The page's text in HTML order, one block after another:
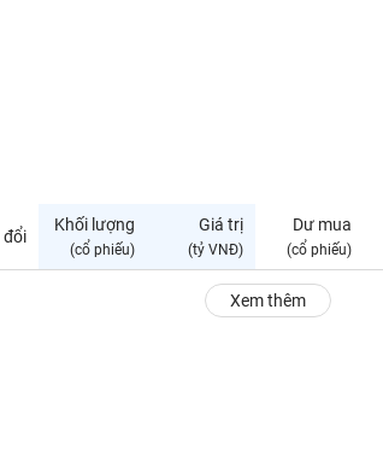
đổi
Khối lượng
(cổ phiếu)
Giá trị
(tỷ VNĐ)
Dư mua
(cổ phiếu)
Xem thêm